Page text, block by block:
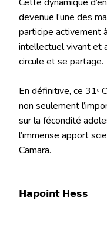
devenue l’une des
participe activement
intellectuel vivant et
circule et se partage.
‎En définitive, ce 31ᵉ
non seulement
sur la fécondité
l’immense apport
Camara.
‎𝗛𝗮𝗽𝗼𝗶𝗻𝘁 𝗛𝗲𝘀𝘀